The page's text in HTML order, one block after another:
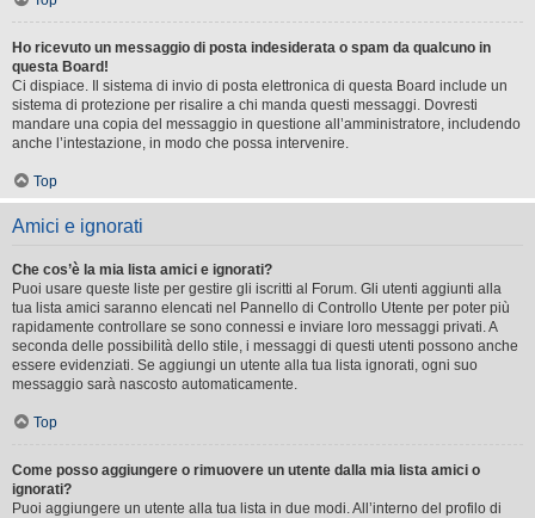
Ho ricevuto un messaggio di posta indesiderata o spam da qualcuno in
questa Board!
Ci dispiace. Il sistema di invio di posta elettronica di questa Board include un
sistema di protezione per risalire a chi manda questi messaggi. Dovresti
mandare una copia del messaggio in questione all’amministratore, includendo
anche l’intestazione, in modo che possa intervenire.
Top
Amici e ignorati
Che cos’è la mia lista amici e ignorati?
Puoi usare queste liste per gestire gli iscritti al Forum. Gli utenti aggiunti alla
tua lista amici saranno elencati nel Pannello di Controllo Utente per poter più
rapidamente controllare se sono connessi e inviare loro messaggi privati. A
seconda delle possibilità dello stile, i messaggi di questi utenti possono anche
essere evidenziati. Se aggiungi un utente alla tua lista ignorati, ogni suo
messaggio sarà nascosto automaticamente.
Top
Come posso aggiungere o rimuovere un utente dalla mia lista amici o
ignorati?
Puoi aggiungere un utente alla tua lista in due modi. All’interno del profilo di